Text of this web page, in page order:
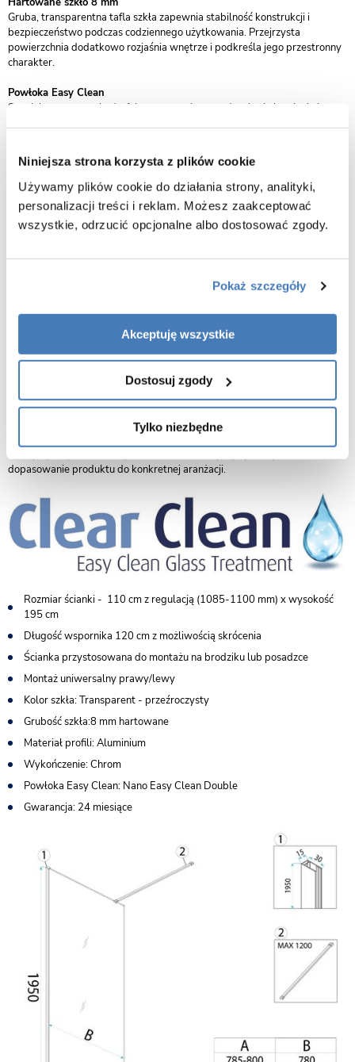
Niniejsza strona korzysta z plików cookie
Używamy plików cookie do działania strony, analityki,
personalizacji treści i reklam. Możesz zaakceptować
wszystkie, odrzucić opcjonalne albo dostosować zgody.
Pokaż szczegóły
Akceptuję wszystkie
Dostosuj zgody
Tylko niezbędne
Gruba, transparentna tafla szkła zapewnia stabilność konstrukcji i
bezpieczeństwo podczas codziennego użytkowania. Przejrzysta
powierzchnia dodatkowo rozjaśnia wnętrze i podkreśla jego przestronny
charakter.
Powłoka Easy Clean
Specjalna warstwa hydrofobowa ogranicza osadzanie się kamienia i
Chromowany profil aluminiowy
Profil przyścienny w wykończeniu chrom nadaje całości elegancki wygląd
i odpowiada za stabilne osadzenie konstrukcji.
Regulowany wspornik stabilizujący
precyzyjnie dopasować montaż do konkretnej przestrzeni prysznicowej.
brodziku, jak i bezpośrednio na posadzce z odpływem liniowym, co daje
dużą swobodę aranżacyjną.
Nowoczesna konstrukcja walk-in
Otwarta forma zapewnia komfortowe wejście i podkreśla
minimalistyczny styl łazienki, eliminując potrzebę stosowania drzwi.
Możliwość dopasowania do wnętrza
dopasowanie produktu do konkretnej aranżacji.
Rozmiar ścianki - 110 cm z regulacją (1085-1100 mm) x wysokość
195 cm
Długość wspornika 120 cm z możliwością skrócenia
Ścianka przystosowana do montażu na brodziku lub posadzce
Montaż uniwersalny prawy/lewy
Kolor szkła: Transparent - przeźroczysty
Grubość szkła:8 mm hartowane
Materiał profili: Aluminium
Wykończenie: Chrom
Powłoka Easy Clean: Nano Easy Clean Double
Gwarancja: 24 miesiące